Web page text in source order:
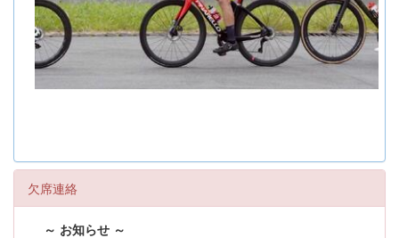
欠席連絡
～ お知らせ ～